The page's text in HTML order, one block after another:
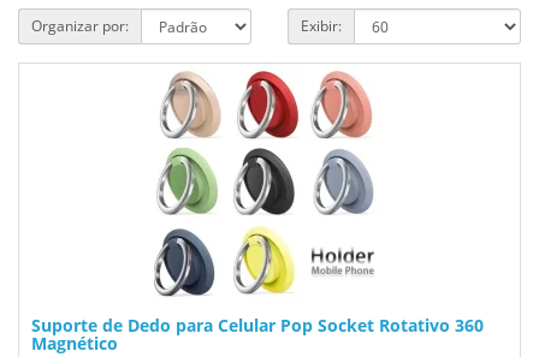
Organizar por: Exibir:
Suporte de Dedo para Celular Pop Socket Rotativo 360
Magnético